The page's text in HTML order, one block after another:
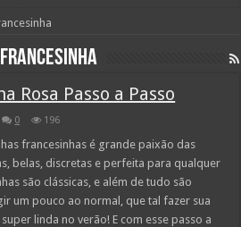
Rosa Passo a Passo
0 196
francesinhas é grande paixão das
belas, discretas e perfeita para qualquer
são clássicas, e além de tudo são
um pouco ao normal, que tal fazer sua
linda no verão! E com esse passo a